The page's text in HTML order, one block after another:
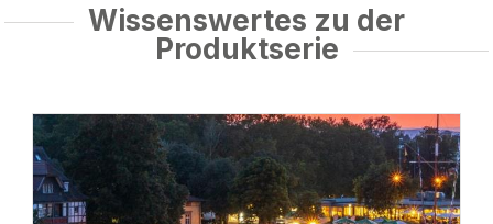
Wissenswertes zu der
Produktserie